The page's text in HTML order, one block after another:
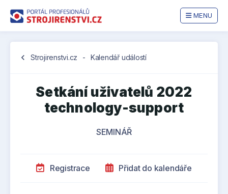
MENU
chevron_left Strojirenstvi.cz - Kalendář událostí
Setkání uživatelů 2022
technology-support
SEMINÁŘ
Registrace Přidat do kalendáře